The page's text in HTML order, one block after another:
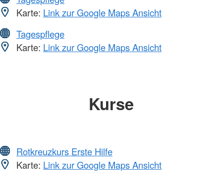
Karte: Link zur Google Maps Ansicht
Tagespflege
Karte: Link zur Google Maps Ansicht
Kurse
Rotkreuzkurs Erste Hilfe
Karte: Link zur Google Maps Ansicht